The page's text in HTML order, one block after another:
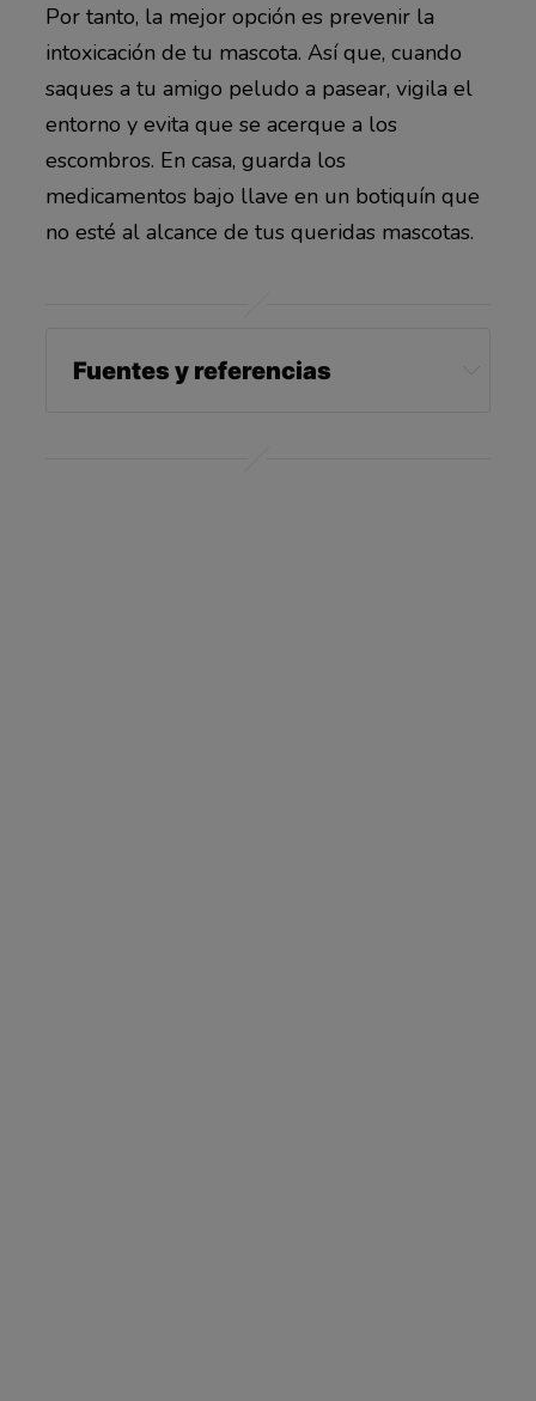
Por tanto, la mejor opción es prevenir la
intoxicación de tu mascota. Así que, cuando
saques a tu amigo peludo a pasear, vigila el
entorno y evita que se acerque a los
escombros. En casa, guarda los
medicamentos bajo llave en un botiquín que
no esté al alcance de tus queridas mascotas.
Fuentes y referencias